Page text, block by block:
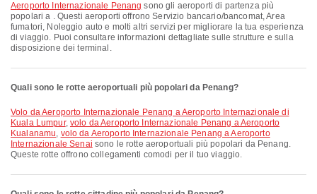
Aeroporto Internazionale Penang sono gli aeroporti di partenza più
popolari a . Questi aeroporti offrono Servizio bancario/bancomat, Area
fumatori, Noleggio auto e molti altri servizi per migliorare la tua esperienza
di viaggio. Puoi consultare informazioni dettagliate sulle strutture e sulla
disposizione dei terminal.
Quali sono le rotte aeroportuali più popolari da Penang?
volo da Aeroporto Internazionale Penang a Aeroporto Internazionale di
Kuala Lumpur, volo da Aeroporto Internazionale Penang a Aeroporto
Kualanamu, volo da Aeroporto Internazionale Penang a Aeroporto
Internazionale Senai sono le rotte aeroportuali più popolari da Penang.
Queste rotte offrono collegamenti comodi per il tuo viaggio.